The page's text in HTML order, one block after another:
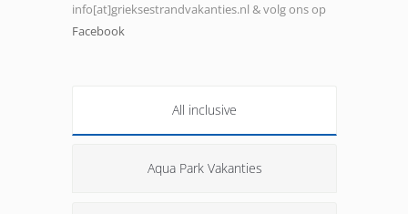
info[at]grieksestrandvakanties.nl & volg ons op
Facebook
All inclusive
Aqua Park Vakanties